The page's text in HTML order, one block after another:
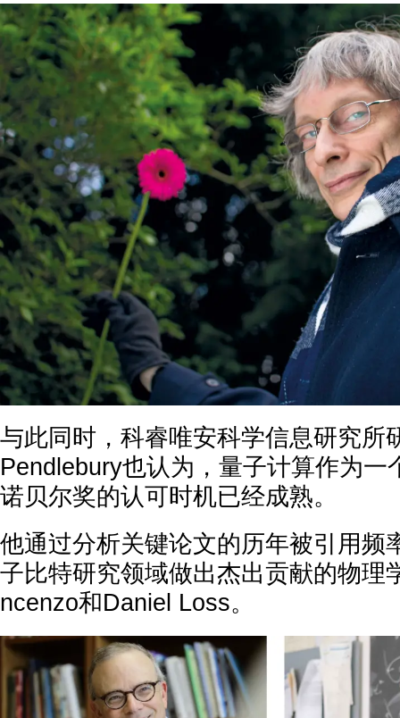
与此同时，科睿唯安科学信息研究所
Pendlebury也认为，量子计算作为一
诺贝尔奖的认可时机已经成熟。
他通过分析关键论文的历年被引用频
子比特研究领域做出杰出贡献的物理
ncenzo和Daniel Loss。